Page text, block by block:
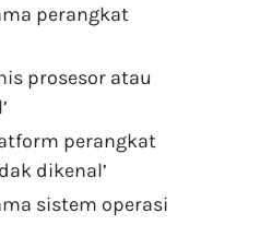
perangkat
prosesor atau
perangkat
dikenal’
sistem operasi